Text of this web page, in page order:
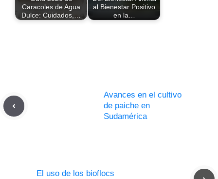
Caracoles de Agua
Dulce: Cuidados,…
al Bienestar Positivo
en la…
Avances en el cultivo
de paiche en
Sudamérica
El uso de los bioflocs